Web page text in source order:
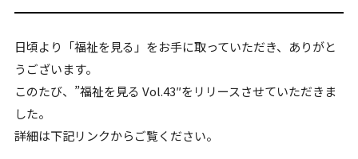
日頃より「福祉を見る」をお手に取っていただき、ありがと
うございます。
このたび、”福祉を見る Vol.43″をリリースさせていただきま
した。
詳細は下記リンクからご覧ください。